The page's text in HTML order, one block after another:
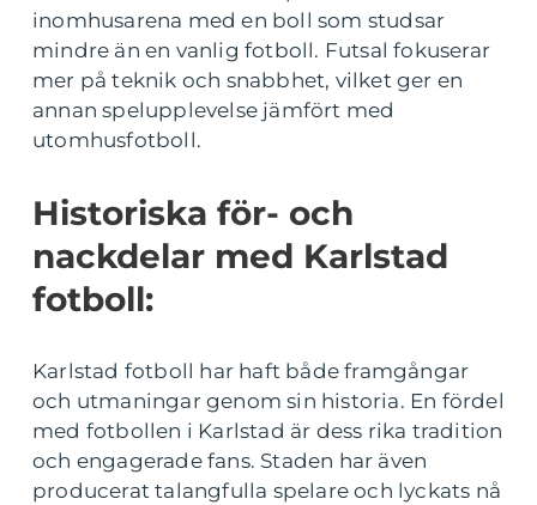
inomhusarena med en boll som studsar
mindre än en vanlig fotboll. Futsal fokuserar
mer på teknik och snabbhet, vilket ger en
annan spelupplevelse jämfört med
utomhusfotboll.
Historiska för- och
nackdelar med Karlstad
fotboll:
Karlstad fotboll har haft både framgångar
och utmaningar genom sin historia. En fördel
med fotbollen i Karlstad är dess rika tradition
och engagerade fans. Staden har även
producerat talangfulla spelare och lyckats nå